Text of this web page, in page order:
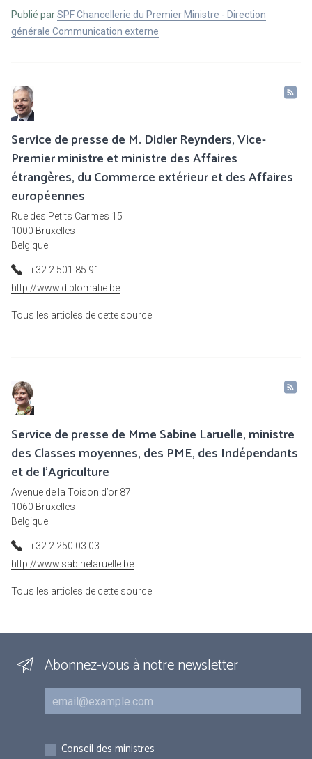
Publié parSPF Chancellerie du Premier Ministre - Direction
générale Communication externe
Service de presse de M. Didier Reynders, Vice-
Premier ministre et ministre des Affaires
étrangères, du Commerce extérieur et des Affaires
européennes
Rue des Petits Carmes 15
1000 Bruxelles
Belgique
+32 2 501 85 91
http://www.diplomatie.be
Tous les articles de cette source
Service de presse de Mme Sabine Laruelle, ministre
des Classes moyennes, des PME, des Indépendants
et de l'Agriculture
Avenue de la Toison d’or 87
1060 Bruxelles
Belgique
+32 2 250 03 03
http://www.sabinelaruelle.be
Tous les articles de cette source
Abonnez-vous à notre newsletter
Courriel
Inscriptions
Conseil des ministres